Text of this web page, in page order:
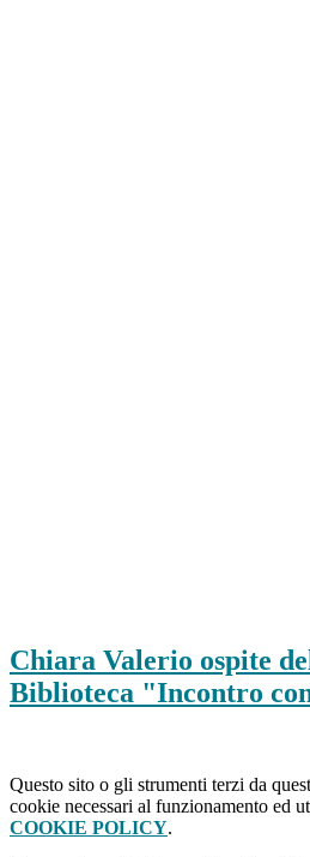
Chiara Valerio ospite
Biblioteca "Incontro
Questo sito o gli strumenti terzi da
cookie necessari al funzionamento ed
COOKIE POLICY.